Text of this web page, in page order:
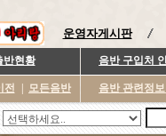
운영자게시판
반현황 음반 구입처
전 모든음반 음반 관련정